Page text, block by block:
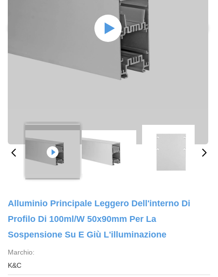
Alluminio Principale Leggero Dell'interno Di
Profilo Di 100ml/W 50x90mm Per La
Sospensione Su E Giù L'illuminazione
Marchio:
K&C